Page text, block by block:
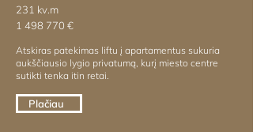
231 kv.m
1 498 770 €
Atskiras patekimas liftu į apartamentus sukuria
aukščiausio lygio privatumą, kurį miesto centre
sutikti tenka itin retai.
Plačiau